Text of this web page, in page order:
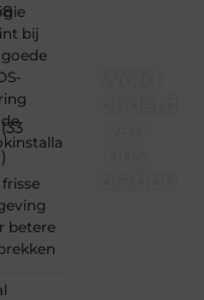
(33
)
bij
frisse
betere